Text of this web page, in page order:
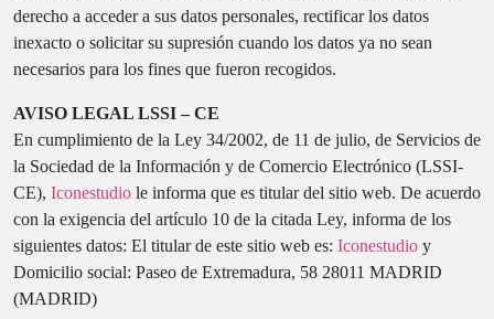
derecho a acceder a sus datos personales, rectificar los datos
inexacto o solicitar su supresión cuando los datos ya no sean
necesarios para los fines que fueron recogidos.
AVISO LEGAL LSSI – CE
En cumplimiento de la Ley 34/2002, de 11 de julio, de Servicios de
la Sociedad de la Información y de Comercio Electrónico (LSSI-
CE), Iconestudio le informa que es titular del sitio web. De acuerdo
con la exigencia del artículo 10 de la citada Ley, informa de los
siguientes datos: El titular de este sitio web es: Iconestudio y
Domicilio social: Paseo de Extremadura, 58 28011 MADRID
(MADRID)